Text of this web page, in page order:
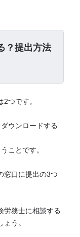
？提出方法
つです。
ウンロードする
ことです。
窓口に提出の3つ
労務士に相談する
う。